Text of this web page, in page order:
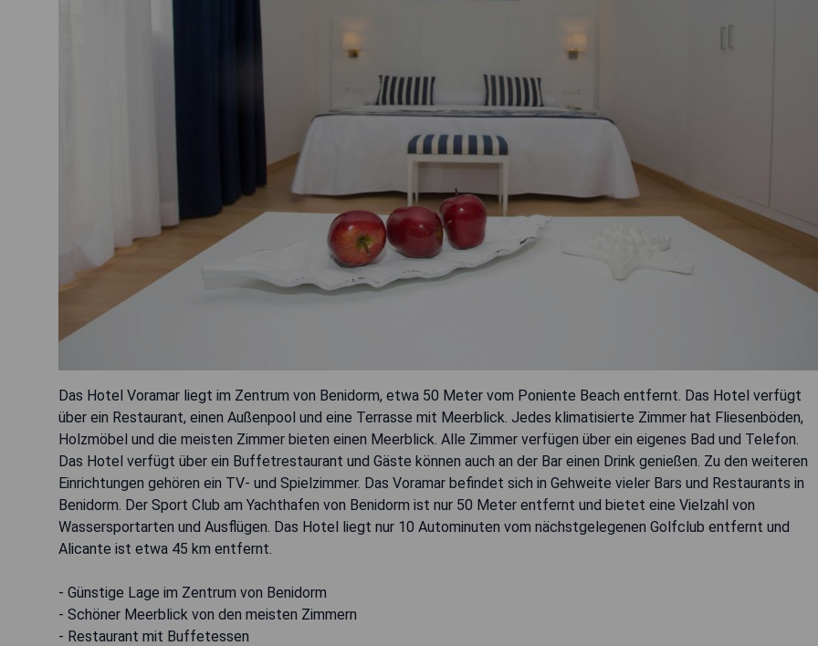
Das Hotel Voramar liegt im Zentrum von Benidorm, etwa 50 Meter vom Poniente Beach entfernt. Das Hotel verfügt
über ein Restaurant, einen Außenpool und eine Terrasse mit Meerblick. Jedes klimatisierte Zimmer hat Fliesenböden,
Holzmöbel und die meisten Zimmer bieten einen Meerblick. Alle Zimmer verfügen über ein eigenes Bad und Telefon.
Das Hotel verfügt über ein Buffetrestaurant und Gäste können auch an der Bar einen Drink genießen. Zu den weiteren
Einrichtungen gehören ein TV- und Spielzimmer. Das Voramar befindet sich in Gehweite vieler Bars und Restaurants in
Benidorm. Der Sport Club am Yachthafen von Benidorm ist nur 50 Meter entfernt und bietet eine Vielzahl von
Wassersportarten und Ausflügen. Das Hotel liegt nur 10 Autominuten vom nächstgelegenen Golfclub entfernt und
Alicante ist etwa 45 km entfernt.
- Günstige Lage im Zentrum von Benidorm
- Schöner Meerblick von den meisten Zimmern
- Restaurant mit Buffetessen